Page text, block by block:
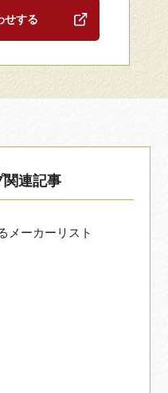
せする
関連記事
メーカーリスト